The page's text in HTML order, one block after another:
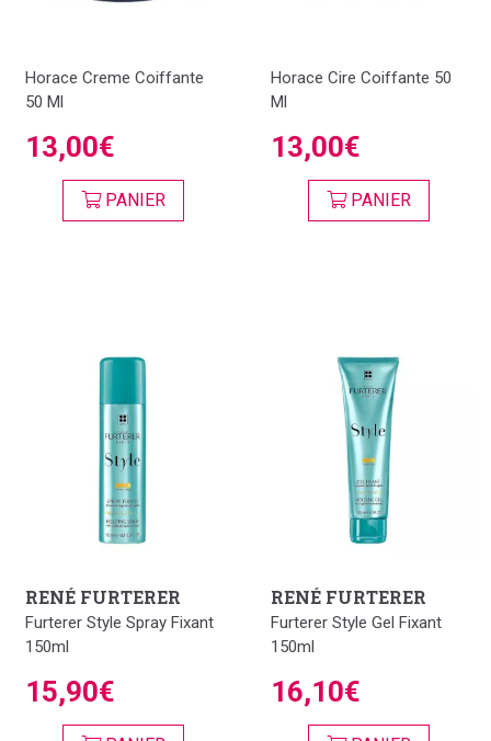
Horace Creme Coiffante
50 Ml
13,00€
PANIER
Horace Cire Coiffante 50
Ml
13,00€
PANIER
RENÉ FURTERER
Furterer Style Spray Fixant
150ml
15,90€
RENÉ FURTERER
Furterer Style Gel Fixant
150ml
16,10€